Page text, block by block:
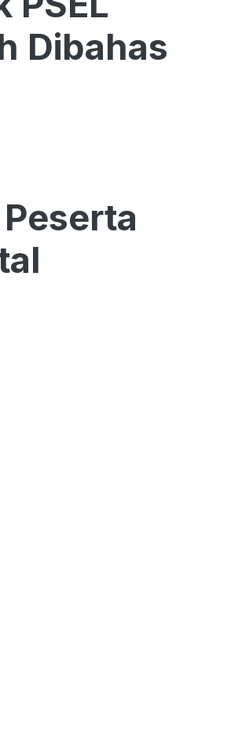
Dibahas